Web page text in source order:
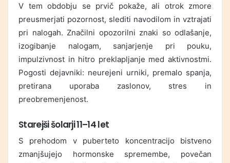
V tem obdobju se prvič pokaže, ali otrok zmore
preusmerjati pozornost, slediti navodilom in vztrajati
pri nalogah. Značilni opozorilni znaki so odlašanje,
izogibanje nalogam, sanjarjenje pri pouku,
impulzivnost in hitro preklapljanje med aktivnostmi.
Pogosti dejavniki: neurejeni urniki, premalo spanja,
pretirana uporaba zaslonov, stres in
preobremenjenost.
Starejši šolarji 11–14 let
S prehodom v puberteto koncentracijo bistveno
zmanjšujejo hormonske spremembe, povečan